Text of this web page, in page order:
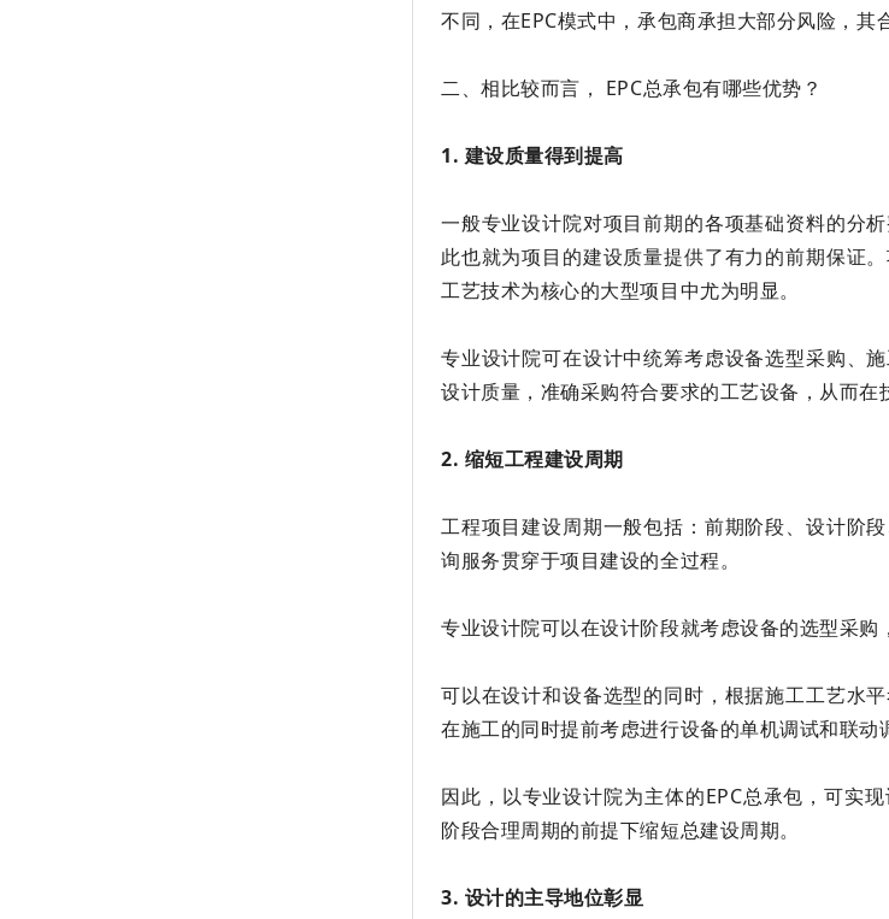
不同，在EPC模式中，承包商承担大部分风险，其
二、相比较而言， EPC总承包有哪些优势？
1. 建设质量得到提高
一般专业设计院对项目前期的各项基础资料的分
此也就为项目的建设质量提供了有力的前期保证
工艺技术为核心的大型项目中尤为明显。
专业设计院可在设计中统筹考虑设备选型采购、
设计质量，准确采购符合要求的工艺设备，从而在
2. 缩短工程建设周期
工程项目建设周期一般包括：前期阶段、设计阶
询服务贯穿于项目建设的全过程。
专业设计院可以在设计阶段就考虑设备的选型采购
可以在设计和设备选型的同时，根据施工工艺水
在施工的同时提前考虑进行设备的单机调试和联动
因此，以专业设计院为主体的EPC总承包，可实
阶段合理周期的前提下缩短总建设周期。
3. 设计的主导地位彰显